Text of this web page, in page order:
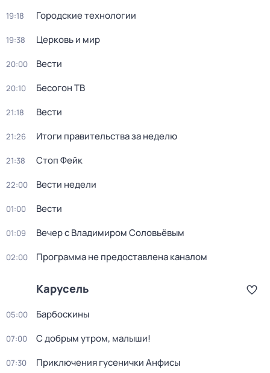
19:18 Городские технологии
19:38 Церковь и мир
20:00 Вести
20:10 Бесогон ТВ
21:18 Вести
21:26 Итоги правительства за неделю
21:38 Стоп Фейк
22:00 Вести недели
01:00 Вести
01:09 Вечер с Владимиром Соловьёвым
02:00 Программа не предоставлена каналом
Карусель
05:00 Барбоскины
07:00 С добрым утром, малыши!
07:30 Приключения гусенички Анфисы